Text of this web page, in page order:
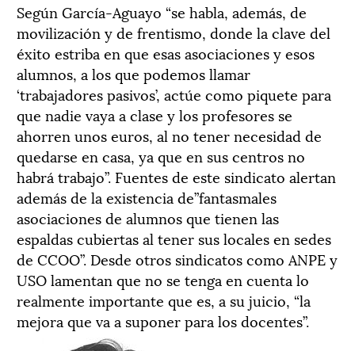
Según García-Aguayo “se habla, además, de
movilización y de frentismo, donde la clave del
éxito estriba en que esas asociaciones y esos
alumnos, a los que podemos llamar
‘trabajadores pasivos’, actúe como piquete para
que nadie vaya a clase y los profesores se
ahorren unos euros, al no tener necesidad de
quedarse en casa, ya que en sus centros no
habrá trabajo”. Fuentes de este sindicato alertan
además de la existencia de”fantasmales
asociaciones de alumnos que tienen las
espaldas cubiertas al tener sus locales en sedes
de CCOO”. Desde otros sindicatos como ANPE y
USO lamentan que no se tenga en cuenta lo
realmente importante que es, a su juicio, “la
mejora que va a suponer para los docentes”.